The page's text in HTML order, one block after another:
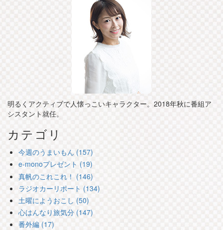
明るくアクティブで人懐っこいキャラクター。2018年秋に番組ア
シスタント就任。
カテゴリ
今週のうまいもん (157)
e-monoプレゼント (19)
真帆のこれこれ！ (146)
ラジオカーリポート (134)
土曜にようおこし (50)
心はんなり旅気分 (147)
番外編 (17)